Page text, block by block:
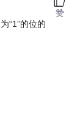
“1”的位的
赞